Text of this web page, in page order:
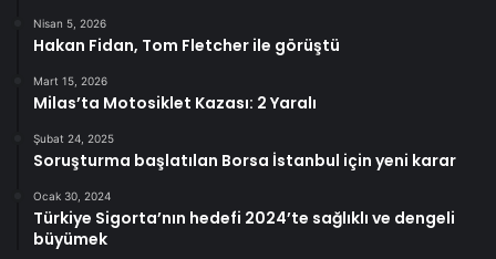
Nisan 5, 2026
Hakan Fidan, Tom Fletcher ile görüştü
Mart 15, 2026
Milas’ta Motosiklet Kazası: 2 Yaralı
Şubat 24, 2025
Soruşturma başlatılan Borsa İstanbul için yeni karar
Ocak 30, 2024
Türkiye Sigorta’nın hedefi 2024’te sağlıklı ve dengeli
büyümek